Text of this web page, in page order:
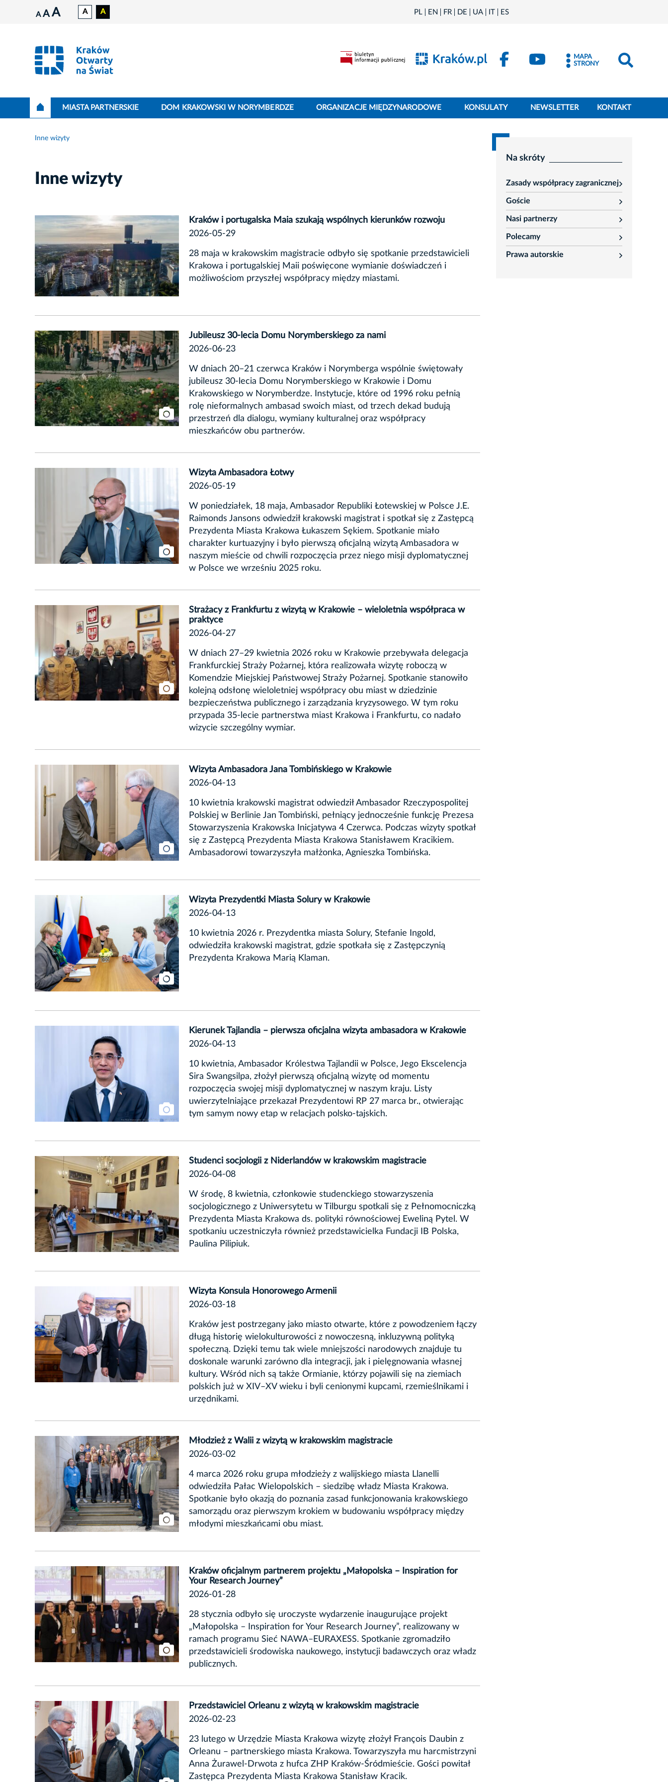
A A A A A PL EN FR DE UA IT ES
MAPA
STRONY
MIASTA PARTNERSKIE DOM KRAKOWSKI W NORYMBERDZE ORGANIZACJE MIĘDZYNARODOWE KONSULATY NEWSLETTER KONTAKT
Inne wizyty
Inne wizyty
Kraków i portugalska Maia szukają wspólnych kierunków rozwoju
2026-05-29
28 maja w krakowskim magistracie odbyło się spotkanie przedstawicieli
Krakowa i portugalskiej Maii poświęcone wymianie doświadczeń i
możliwościom przyszłej współpracy między miastami.
Jubileusz 30-lecia Domu Norymberskiego za nami
2026-06-23
W dniach 20–21 czerwca Kraków i Norymberga wspólnie świętowały
jubileusz 30-lecia Domu Norymberskiego w Krakowie i Domu
Krakowskiego w Norymberdze. Instytucje, które od 1996 roku pełnią
rolę nieformalnych ambasad swoich miast, od trzech dekad budują
przestrzeń dla dialogu, wymiany kulturalnej oraz współpracy
mieszkańców obu partnerów.
Wizyta Ambasadora Łotwy
2026-05-19
W poniedziałek, 18 maja, Ambasador Republiki Łotewskiej w Polsce J.E.
Raimonds Jansons odwiedził krakowski magistrat i spotkał się z Zastępcą
Prezydenta Miasta Krakowa Łukaszem Sękiem. Spotkanie miało
charakter kurtuazyjny i było pierwszą oficjalną wizytą Ambasadora w
naszym mieście od chwili rozpoczęcia przez niego misji dyplomatycznej
w Polsce we wrześniu 2025 roku.
Strażacy z Frankfurtu z wizytą w Krakowie – wieloletnia współpraca w
praktyce
2026-04-27
W dniach 27–29 kwietnia 2026 roku w Krakowie przebywała delegacja
Frankfurckiej Straży Pożarnej, która realizowała wizytę roboczą w
Komendzie Miejskiej Państwowej Straży Pożarnej. Spotkanie stanowiło
kolejną odsłonę wieloletniej współpracy obu miast w dziedzinie
bezpieczeństwa publicznego i zarządzania kryzysowego. W tym roku
przypada 35-lecie partnerstwa miast Krakowa i Frankfurtu, co nadało
wizycie szczególny wymiar.
Wizyta Ambasadora Jana Tombińskiego w Krakowie
2026-04-13
10 kwietnia krakowski magistrat odwiedził Ambasador Rzeczypospolitej
Polskiej w Berlinie Jan Tombiński, pełniący jednocześnie funkcję Prezesa
Stowarzyszenia Krakowska Inicjatywa 4 Czerwca. Podczas wizyty spotkał
się z Zastępcą Prezydenta Miasta Krakowa Stanisławem Kracikiem.
Ambasadorowi towarzyszyła małżonka, Agnieszka Tombińska.
Wizyta Prezydentki Miasta Solury w Krakowie
2026-04-13
10 kwietnia 2026 r. Prezydentka miasta Solury, Stefanie Ingold,
odwiedziła krakowski magistrat, gdzie spotkała się z Zastępczynią
Prezydenta Krakowa Marią Klaman.
Kierunek Tajlandia – pierwsza oficjalna wizyta ambasadora w Krakowie
2026-04-13
10 kwietnia, Ambasador Królestwa Tajlandii w Polsce, Jego Ekscelencja
Sira Swangsilpa, złożył pierwszą oficjalną wizytę od momentu
rozpoczęcia swojej misji dyplomatycznej w naszym kraju. Listy
uwierzytelniające przekazał Prezydentowi RP 27 marca br., otwierając
tym samym nowy etap w relacjach polsko-tajskich.
Studenci socjologii z Niderlandów w krakowskim magistracie
2026-04-08
W środę, 8 kwietnia, członkowie studenckiego stowarzyszenia
socjologicznego z Uniwersytetu w Tilburgu spotkali się z Pełnomocniczką
Prezydenta Miasta Krakowa ds. polityki równościowej Eweliną Pytel. W
spotkaniu uczestniczyła również przedstawicielka Fundacji IB Polska,
Paulina Pilipiuk.
Wizyta Konsula Honorowego Armenii
2026-03-18
Kraków jest postrzegany jako miasto otwarte, które z powodzeniem łączy
długą historię wielokulturowości z nowoczesną, inkluzywną polityką
społeczną. Dzięki temu tak wiele mniejszości narodowych znajduje tu
doskonale warunki zarówno dla integracji, jak i pielęgnowania własnej
kultury. Wśród nich są także Ormianie, którzy pojawili się na ziemiach
polskich już w XIV–XV wieku i byli cenionymi kupcami, rzemieślnikami i
urzędnikami.
Młodzież z Walii z wizytą w krakowskim magistracie
2026-03-02
4 marca 2026 roku grupa młodzieży z walijskiego miasta Llanelli
odwiedziła Pałac Wielopolskich – siedzibę władz Miasta Krakowa.
Spotkanie było okazją do poznania zasad funkcjonowania krakowskiego
samorządu oraz pierwszym krokiem w budowaniu współpracy między
młodymi mieszkańcami obu miast.
Kraków oficjalnym partnerem projektu „Małopolska – Inspiration for
Your Research Journey”
2026-01-28
28 stycznia odbyło się uroczyste wydarzenie inaugurujące projekt
„Małopolska – Inspiration for Your Research Journey”, realizowany w
ramach programu Sieć NAWA–EURAXESS. Spotkanie zgromadziło
przedstawicieli środowiska naukowego, instytucji badawczych oraz władz
publicznych.
Przedstawiciel Orleanu z wizytą w krakowskim magistracie
2026-02-23
23 lutego w Urzędzie Miasta Krakowa wizytę złożył François Daubin z
Orleanu – partnerskiego miasta Krakowa. Towarzyszyła mu harcmistrzyni
Anna Żurawel-Drwota z hufca ZHP Kraków-Śródmieście. Gości powitał
Zastępca Prezydenta Miasta Krakowa Stanisław Kracik.
Na skróty
Zasady współpracy zagranicznej
rozwiń
Goście
rozwiń
Nasi partnerzy
rozwiń
Polecamy
rozwiń
Prawa autorskie
rozwiń